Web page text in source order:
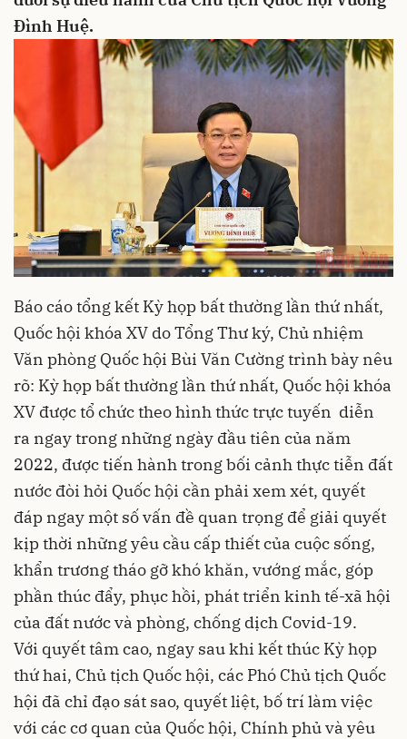
Đình Huệ.
Báo cáo tổng kết Kỳ họp bất thường lần thứ nhất,
Quốc hội khóa XV do Tổng Thư ký, Chủ nhiệm
Văn phòng Quốc hội Bùi Văn Cường trình bày nêu
rõ: Kỳ họp bất thường lần thứ nhất, Quốc hội khóa
XV được tổ chức theo hình thức trực tuyến diễn
ra ngay trong những ngày đầu tiên của năm
2022, được tiến hành trong bối cảnh thực tiễn đất
nước đòi hỏi Quốc hội cần phải xem xét, quyết
đáp ngay một số vấn đề quan trọng để giải quyết
kịp thời những yêu cầu cấp thiết của cuộc sống,
khẩn trương tháo gỡ khó khăn, vướng mắc, góp
phần thúc đẩy, phục hồi, phát triển kinh tế-xã hội
của đất nước và phòng, chống dịch Covid-19.
Với quyết tâm cao, ngay sau khi kết thúc Kỳ họp
thứ hai, Chủ tịch Quốc hội, các Phó Chủ tịch Quốc
hội đã chỉ đạo sát sao, quyết liệt, bố trí làm việc
với các cơ quan của Quốc hội, Chính phủ và yêu